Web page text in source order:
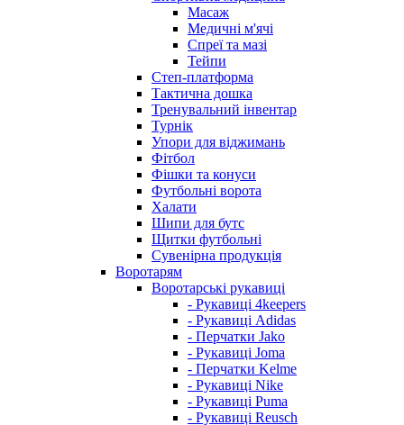
Масаж
Медичні м'ячі
Спреї та мазі
Тейпи
Степ-платформа
Тактична дошка
Тренувальний інвентар
Турнік
Упори для віджимань
Фітбол
Фішки та конуси
Футбольні ворота
Халати
Шипи для бутс
Щитки футбольні
Сувенірна продукція
Воротарям
Воротарські рукавиці
- Рукавиці 4keepers
- Рукавиці Adidas
- Перчатки Jako
- Рукавиці Joma
- Перчатки Kelme
- Рукавиці Nike
- Рукавиці Puma
- Рукавиці Reusch